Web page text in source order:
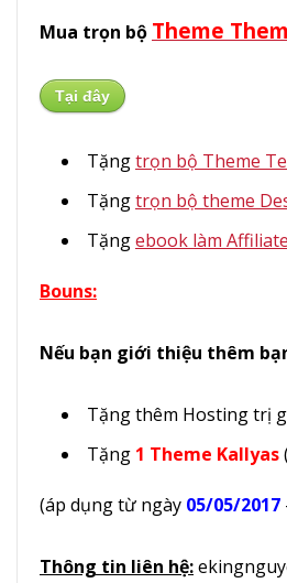
Mua trọn bộ Theme
Tại đây
Tặngtrọn bộ Theme
Tặngtrọn bộ theme
Tặngebook làm
Bouns:
Nếu bạn giới thiệu thêm
Tặng thêm Hosting trị
Tặng 1 Theme Kallyas
(áp dụng từ ngày 05/05/2017
Thông tin liên hệ: